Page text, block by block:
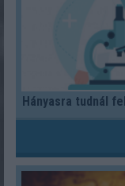
Hányasra tudnál